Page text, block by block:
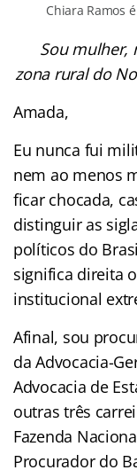
Chiara Ramos
Sou mulher,
zona rural do
Amada,
Eu nunca fui
nem ao menos
ficar chocada,
distinguir as
políticos do
significa direita
institucional
Afinal, sou
da Advocacia-
Advocacia de
outras três
Fazenda
Procurador do